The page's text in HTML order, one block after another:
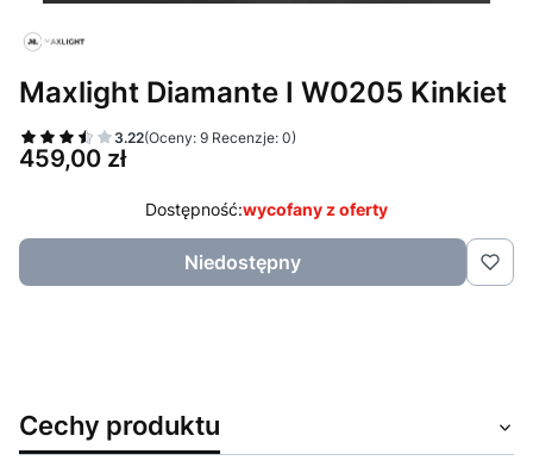
Maxlight Diamante I W0205 Kinkiet
3.22(Oceny: 9 Recenzje: 0)
Cena
459,00 zł
Dostępność:wycofany z oferty
Niedostępny
Cechy produktu